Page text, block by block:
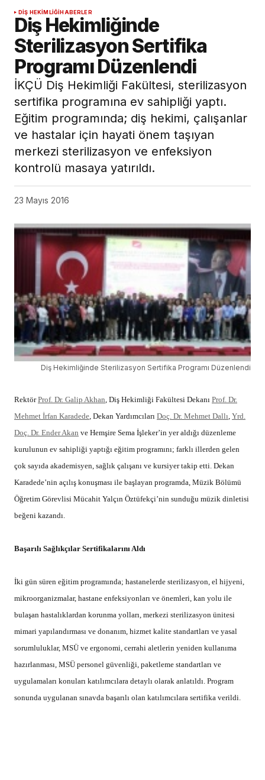
DIŞ HEKIMLIĞIHABERLER
Diş Hekimliğinde
Sterilizasyon Sertifika
Programı Düzenlendi
İKÇÜ Diş Hekimliği Fakültesi, sterilizasyon
sertifika programına ev sahipliği yaptı.
Eğitim programında; diş hekimi, çalışanlar
ve hastalar için hayati önem taşıyan
merkezi sterilizasyon ve enfeksiyon
kontrolü masaya yatırıldı.
23 Mayıs 2016
Diş Hekimliğinde Sterilizasyon Sertifika Programı Düzenlendi
RektörProf. Dr. Galip Akhan, Diş Hekimliği Fakültesi Dekanı Prof. Dr.
Mehmet İrfan Karadede, Dekan Yardımcıları Doç. Dr. Mehmet Dallı, Yrd.
Doç. Dr. Ender Akan ve Hemşire Sema İşleker’in yer aldığı düzenleme
kurulunun ev sahipliği yaptığı eğitim programını; farklı illerden gelen
çok sayıda akademisyen, sağlık çalışanı ve kursiyer takip etti. Dekan
Karadede’nin açılış konuşması ile başlayan programda, Müzik Bölümü
Öğretim Görevlisi Mücahit Yalçın Öztüfekçi’nin sunduğu müzik dinletisi
beğeni kazandı.
Başarılı Sağlıkçılar Sertifikalarını Aldı
İki gün süren eğitim programında; hastanelerde sterilizasyon, el hijyeni,
mikroorganizmalar, hastane enfeksiyonları ve önemleri, kan yolu ile
bulaşan hastalıklardan korunma yolları, merkezi sterilizasyon ünitesi
mimari yapılandırması ve donanım, hizmet kalite standartları ve yasal
sorumluluklar, MSÜ ve ergonomi, cerrahi aletlerin yeniden kullanıma
hazırlanması, MSÜ personel güvenliği, paketleme standartları ve
uygulamaları konuları katılımcılara detaylı olarak anlatıldı. Program
sonunda uygulanan sınavda başarılı olan katılımcılara sertifika verildi.